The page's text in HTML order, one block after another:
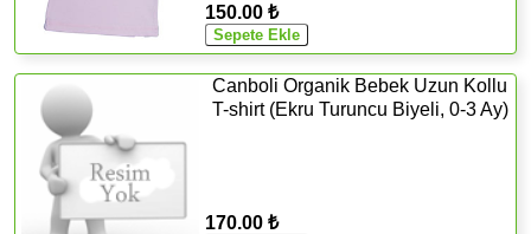
150.00 ₺
Canboli Organik Bebek Uzun Kollu
T-shirt (Ekru Turuncu Biyeli, 0-3 Ay)
170.00 ₺